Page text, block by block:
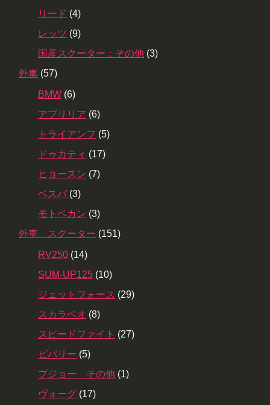
リード (4)
レッツ (9)
国産スクーター：その他 (3)
外車 (57)
BMW (6)
アプリリア (6)
トライアンフ (5)
ドゥカティ (17)
ヒョースン (7)
ベスパ (3)
モトベカン (3)
外車 スクーター (151)
RV250 (14)
SUM-UP125 (10)
ジェットフォース (29)
スカラベオ (8)
スピードファイト (27)
ビバリー (5)
プジョー その他 (1)
ヴォーグ (17)